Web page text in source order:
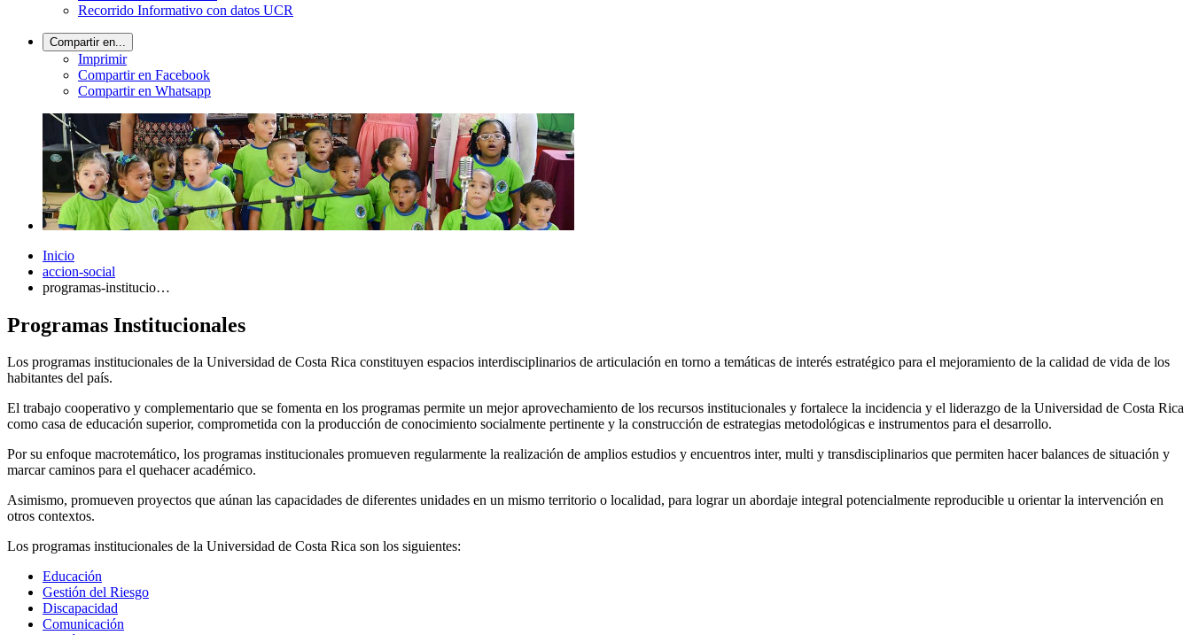
Recorrido Informativo con datos UCR
Compartir en...
Imprimir
Compartir en Facebook
Compartir en Whatsapp
Inicio
accion-social
programas-institucio…
Programas Institucionales
Los programas institucionales de la Universidad de Costa Rica constituyen espacios interdisciplinarios de articulación en torno a temáticas de interés estratégico para el mejoramiento de la calidad de vida de los
habitantes del país.
El trabajo cooperativo y complementario que se fomenta en los programas permite un mejor aprovechamiento de los recursos institucionales y fortalece la incidencia y el liderazgo de la Universidad de Costa Rica
como casa de educación superior, comprometida con la producción de conocimiento socialmente pertinente y la construcción de estrategias metodológicas e instrumentos para el desarrollo.
Por su enfoque macrotemático, los programas institucionales promueven regularmente la realización de amplios estudios y encuentros inter, multi y transdisciplinarios que permiten hacer balances de situación y
marcar caminos para el quehacer académico.
Asimismo, promueven proyectos que aúnan las capacidades de diferentes unidades en un mismo territorio o localidad, para lograr un abordaje integral potencialmente reproducible u orientar la intervención en
otros contextos.
Los programas institucionales de la Universidad de Costa Rica son los siguientes:
Educación
Gestión del Riesgo
Discapacidad
Comunicación